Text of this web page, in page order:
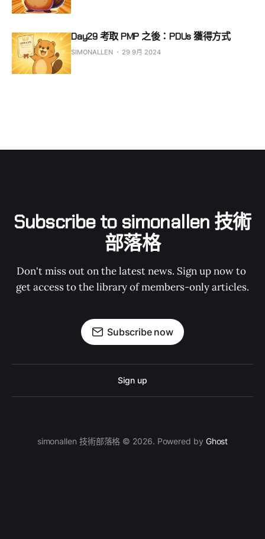
Day29 考取 PMP 之後：PDUs 獲得方式
SIMONALLEN 29 9月 2024
Subscribe to simonallen 技術
部落格
Don't miss out on the latest news. Sign up now to
get access to the library of members-only articles.
Subscribe now
Sign up
simonallen 技術部落格 © 2026. Powered by Ghost